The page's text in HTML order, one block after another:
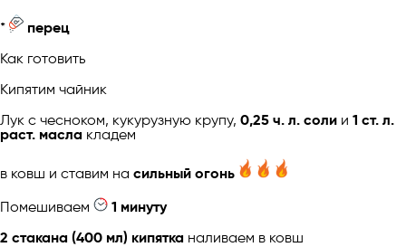
*
перец
Как готовить
Кипятим чайник
Лук с чесноком, кукурузную крупу, 0,25 ч. л. соли и 1 ст. л.
раст. масла кладем
в ковш и ставим на сильный огонь
Помешиваем
1 минуту
2 стакана (400 мл) кипятка наливаем в ковш